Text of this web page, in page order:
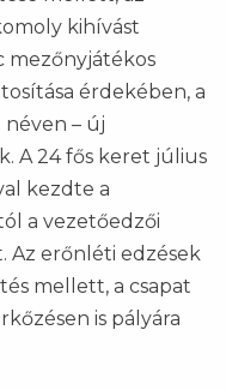
kihívást
mezőnyjátékos
érdekében, a
néven – új
A 24 fős keret július
kezdte a
a vezetőedzői
Az erőnléti edzések
mellett, a csapat
is pályára